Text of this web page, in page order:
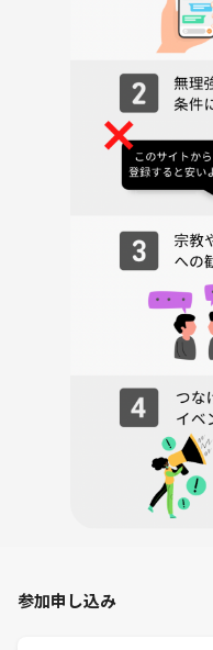
13:30 横手山スカイレーター
カメラ(携帯でも可)
○チャツボミゴケ公園詳細
https://
○横手山スカイレーター詳細
https://
参加申し込み